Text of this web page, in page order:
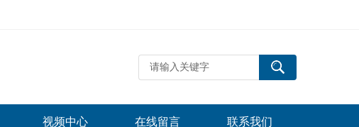
视频中心 在线留言 联系我们